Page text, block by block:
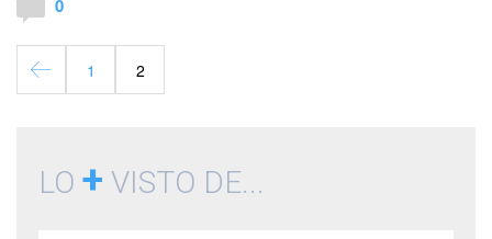
0
1 2
LO + VISTO DE...